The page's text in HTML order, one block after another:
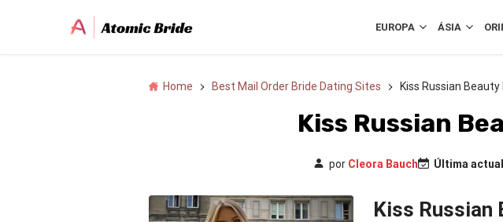
EUROPA ÁSIA
Home Best Mail Order Bride Dating Sites Kiss Russian
Kiss Russian
por Cleora Bauch Última
Kiss Russian